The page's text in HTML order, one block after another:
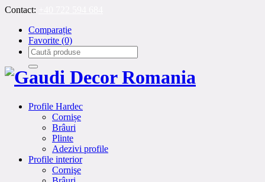
Contact:
Comparație
Favorite (0)
Profile Hardec
Cornișe
Brâuri
Plinte
Adezivi profile
Profile interior
Cornişe